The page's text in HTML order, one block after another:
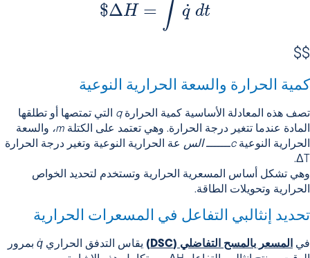
$ΔH = ∫ q
˙ dt
$$
كمية الحرارة والسعة الحرارية النوعية
تصف هذه المعادلة الأساسية كمية الحرارةq التي تمتصها أو تطلقها
المادة عندما تتغير درجة الحرارة. وهي تعتمد على الكتلة m،
والسعة
الحرارية النوعيةcـــــــ الس
عة الحرارية النوعية وتغير درجة الحرارة
ΔT.
وهي تشكل أساس المسعرية الحرارية وتستخدم لتحديد الخواص
الحرارية وتحويلات الطاقة.
تحديد إنثالبي التفاعل في المسعرات الحرارية
في المسعر بالمسح التفاضلي (DSC) يقاس التدفق الحراري q̇ بمرور